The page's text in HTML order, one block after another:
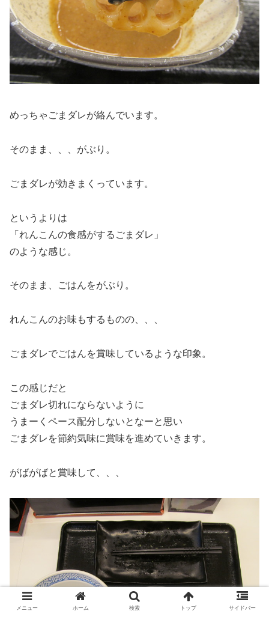
めっちゃごまダレが絡んでいます。
そのまま、、、がぶり。
ごまダレが効きまくっています。
というよりは
「れんこんの食感がするごまダレ」
のような感じ。
そのまま、ごはんをがぶり。
れんこんのお味もするものの、、、
ごまダレでごはんを賞味しているような印象。
この感じだと
ごまダレ切れにならないように
うまーくペース配分しないとなーと思い
ごまダレを節約気味に賞味を進めていきます。
がばがばと賞味して、、、
メニュー ホーム 検索 トップ サイドバー